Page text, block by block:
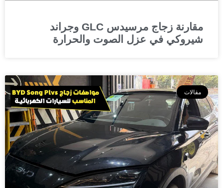
مقارنة زجاج مرسيدس GLC وجراند
شيروكي في عزل الصوت والحرارة
مقالات